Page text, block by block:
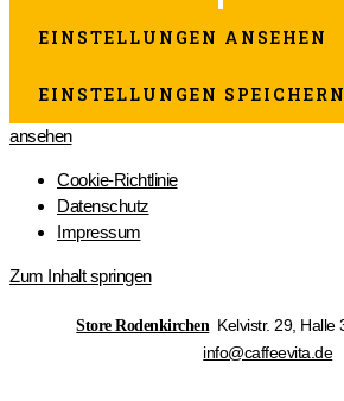
EINSTELLUNGEN ANSEHEN
EINSTELLUNGEN SPEICHERN
ansehen
Cookie-Richtlinie
Datenschutz
Impressum
Zum Inhalt springen
Store Rodenkirchen Kelvistr. 29, Halle
info@caffeevita.de